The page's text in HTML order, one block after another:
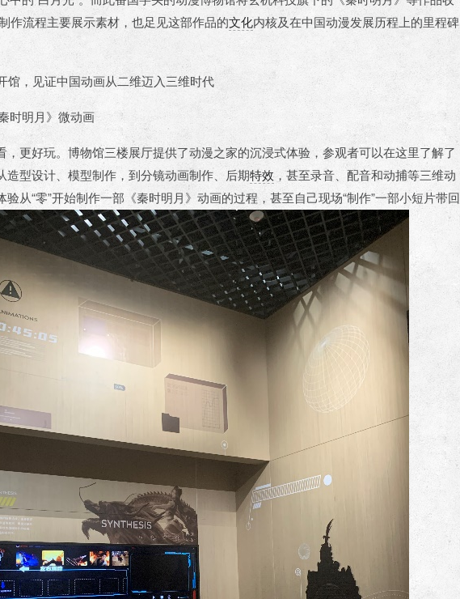
作流程主要展示素材，也足见这部作品的文化内核及在中国动漫发展历程上的里程碑
时明月 》 微动画
，更好玩。博物馆三楼展厅提供了动漫之家的沉浸式体验，参观者可以在这里了解了
造型设计、模型制作，到分镜动画制作、后期特效 ，甚至录音、配音和动捕等三维动
从“零”开始制作一部《秦时明月》动画的过程，甚至自己现场“制作”一部小短片带回